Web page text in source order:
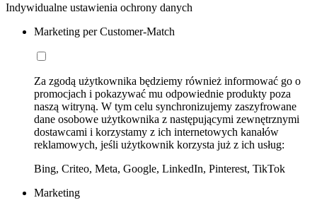
Indywidualne ustawienia ochrony danych
Marketing per Customer-Match
Za zgodą użytkownika będziemy również informować go o
promocjach i pokazywać mu odpowiednie produkty poza
naszą witryną. W tym celu synchronizujemy zaszyfrowane
dane osobowe użytkownika z następującymi zewnętrznymi
dostawcami i korzystamy z ich internetowych kanałów
reklamowych, jeśli użytkownik korzysta już z ich usług:
Bing, Criteo, Meta, Google, LinkedIn, Pinterest, TikTok
Marketing